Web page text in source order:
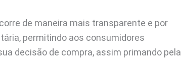
de maneira mais transparente e por
permitindo aos consumidores
decisão de compra, assim primando pela